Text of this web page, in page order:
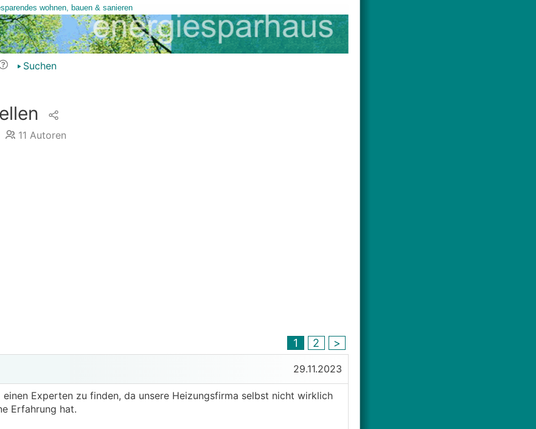
Suchen
11 Autoren
1 2 >
29.11.2023
Experten zu finden, da unsere Heizungsfirma selbst nicht wirklich
Erfahrung hat.